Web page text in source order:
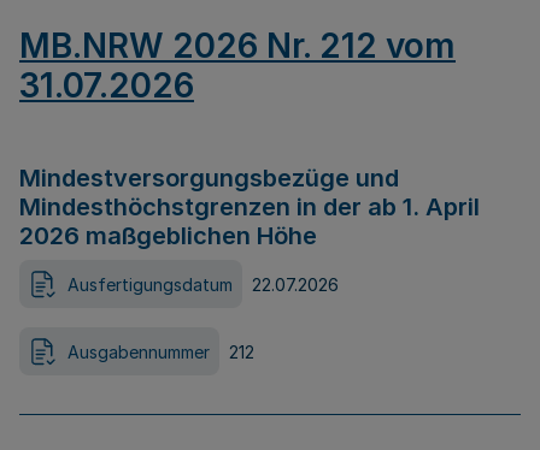
MB.NRW 2026 Nr. 212 vom
31.07.2026
Mindestversorgungsbezüge und
Mindesthöchstgrenzen in der ab 1. April
2026 maßgeblichen Höhe
Ausfertigungsdatum 22.07.2026
Ausgabennummer 212